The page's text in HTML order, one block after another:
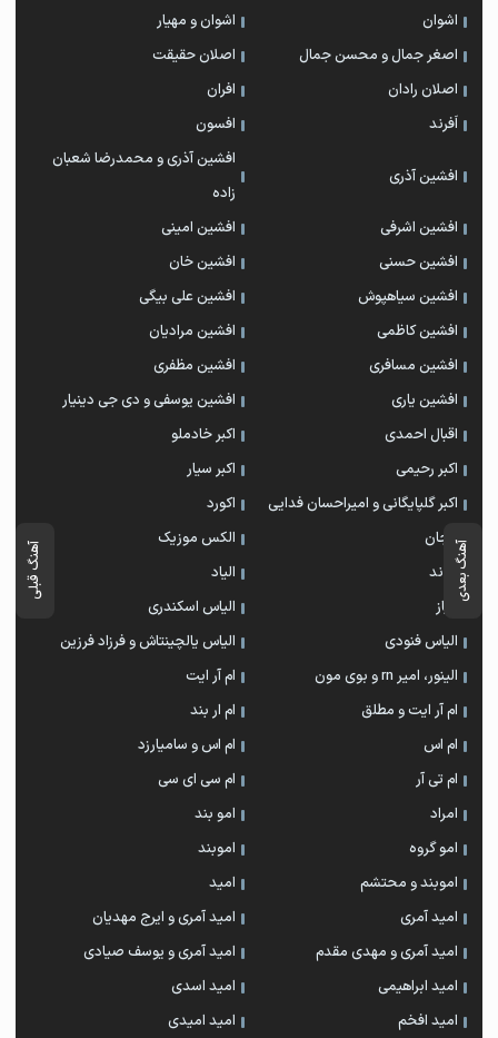
آهنگ بعدی آهنگ قبلی
اشوان
اشوان و مهیار
اصغر جمال و محسن جمال
اصلان حقیقت
اصلان رادان
افران
اَفرند
افسون
افشین آذری
افشین آذری و محمدرضا شعبان
زاده
افشین اشرفی
افشین امینی
افشین حسنی
افشین خان
افشین سیاهپوش
افشین علی بیگی
افشین کاظمی
افشین مرادیان
افشین مسافری
افشین مظفری
افشین یاری
افشین یوسفی و دی جی دینیار
اقبال احمدی
اکبر خادملو
اکبر رحیمی
اکبر سیار
اکبر گلپایگانی و امیراحسان فدایی
اکورد
الجان
الکس موزیک
الوند
الیاد
الیاز
الیاس اسکندری
الیاس فنودی
الیاس یالچینتاش و فرزاد فرزین
الینور، امیر rn و بوی مون
ام آر ایت
ام آر ایت و مطلق
ام‌ ار بند
ام اس
ام اس و سامیارزد
ام تی آر
ام سی ای سی
امراد
امو بند
امو گروه
اموبند
اموبند و محتشم
امید
امید آمری
امید آمری و ایرج مهدیان
امید آمری و مهدی مقدم
امید آمری و یوسف صیادی
امید ابراهیمی
امید اسدی
امید افخم
امید امیدی